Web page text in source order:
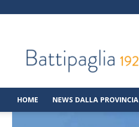
|
Notizie
dalla
città
di
HOME NEWS DALLA PROVINCIA